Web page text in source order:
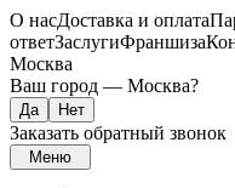
О насДоставка и оплата
ответЗаслугиФраншиза
Москва
Ваш город — Москва?
Заказать обратный звонок
Меню